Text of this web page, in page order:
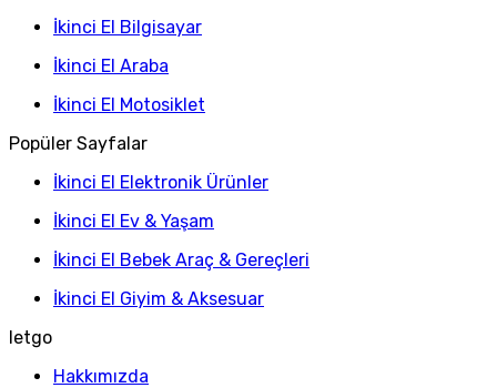
İkinci El Bilgisayar
İkinci El Araba
İkinci El Motosiklet
Popüler Sayfalar
İkinci El Elektronik Ürünler
İkinci El Ev & Yaşam
İkinci El Bebek Araç & Gereçleri
İkinci El Giyim & Aksesuar
letgo
Hakkımızda